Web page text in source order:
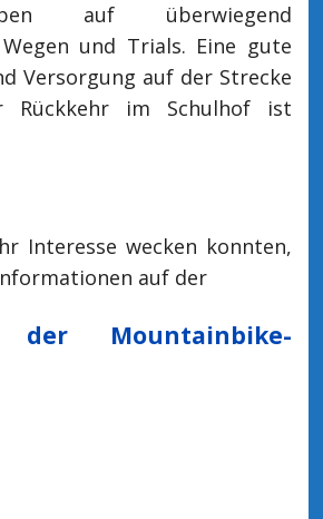
auf überwiegend
und Trials. Eine gute
Versorgung auf der Strecke
Rückkehr im Schulhof ist
Interesse wecken konnten,
auf der
der Mountainbike-